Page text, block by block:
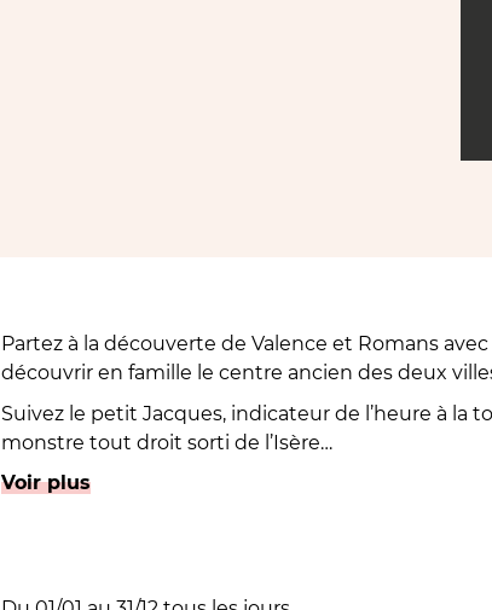
Partez à la découverte de Valence et Romans
découvrir en famille le centre ancien des deux
Suivez le petit Jacques, indicateur de l’heure à la
monstre tout droit sorti de l’Isère…
Jacques dispose d’une heure avant de devoir
en retard !
Voir plus